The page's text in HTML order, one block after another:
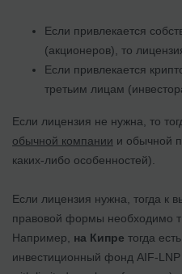
Если привлекается
(акционеров), то
Если привлекается
третьим лицам
Если лицензия не нужна, то
обычной компании и обычной
каких-либо особенностей).
Если лицензия нужна, тогда к
правовой формы необходимо
Например, на Кипре тогда
инвестиционный фонд AIF-